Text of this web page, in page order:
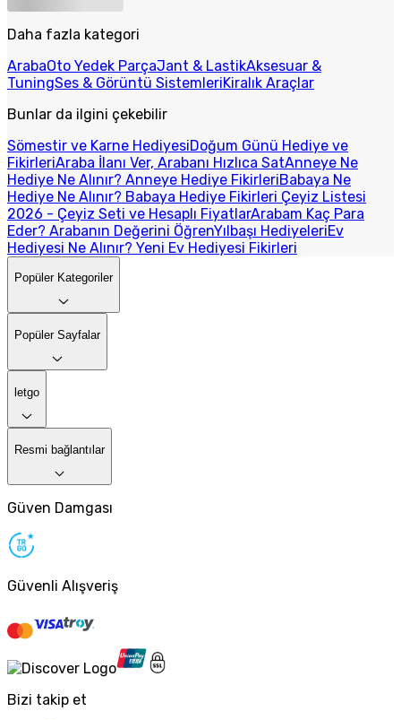
Daha fazla kategori
ArabaOto Yedek ParçaJant & LastikAksesuar &
TuningSes & Görüntü SistemleriKiralık Araçlar
Bunlar da ilgini çekebilir
Sömestir ve Karne HediyesiDoğum Günü Hediye ve
FikirleriAraba İlanı Ver, Arabanı Hızlıca SatAnneye Ne
Hediye Ne Alınır? Anneye Hediye FikirleriBabaya Ne
Hediye Ne Alınır? Babaya Hediye Fikirleri Çeyiz Listesi
2026 - Çeyiz Seti ve Hesaplı FiyatlarArabam Kaç Para
Eder? Arabanın Değerini ÖğrenYılbaşı HediyeleriEv
Hediyesi Ne Alınır? Yeni Ev Hediyesi Fikirleri
Popüler Kategoriler
Popüler Sayfalar
letgo
Resmi bağlantılar
Güven Damgası
Güvenli Alışveriş
Bizi takip et